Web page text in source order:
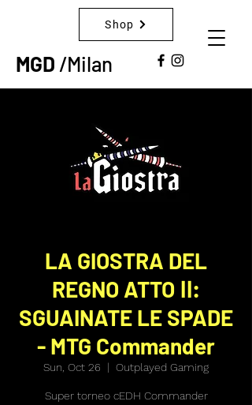
MGD /Milan
Shop
LA GIOSTRA DEL
REGNO ATTO ⅠⅠ:
SGUAINATE LE SPADE
- MTG Commander
Sun, Oct 26
  |
Outplayed Gaming
Super torneo cEDH Commander